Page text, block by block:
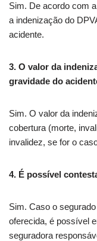
Sim. De acordo com
a indenização do
acidente.
3. O valor da
gravidade do
Sim. O valor da
cobertura (morte,
invalidez, se for o
4. É possível
Sim. Caso o
oferecida, é possível
seguradora